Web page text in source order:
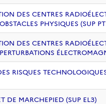
DES CENTRES
PHYSIQUES (SUP
DES CENTRES
RISQUES
DE MARCHEPIED (SUP EL3)